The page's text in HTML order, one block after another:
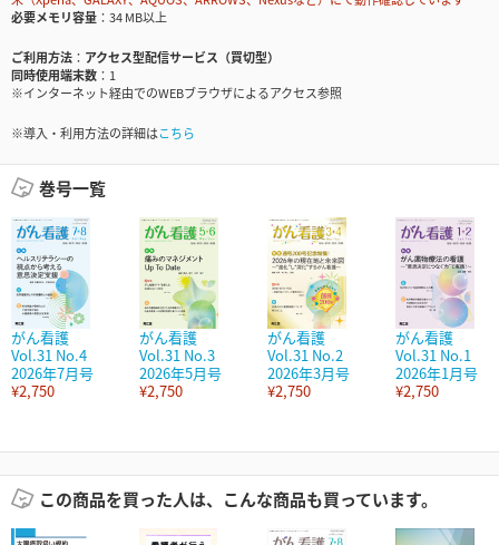
必要メモリ容量
34 MB以上
ご利用方法
アクセス型配信サービス（買切型）
同時使用端末数
1
※インターネット経由でのWEBブラウザによるアクセス参照
※導入・利用方法の詳細はこちら
巻号一覧
がん看護
Vol.31 No.4
2026年7月号
¥2,750
がん看護
Vol.31 No.3
2026年5月号
¥2,750
がん看護
Vol.31 No.2
2026年3月号
¥2,750
がん看護
Vol.31 No.1
2026年1月号
¥2,750
この商品を買った人は、こんな商品も買っています。